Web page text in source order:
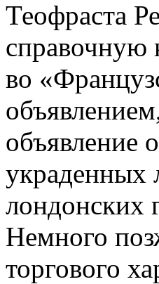
Теофраста
справочную
во
объявление
украденных
лондонских
Немного
торгового